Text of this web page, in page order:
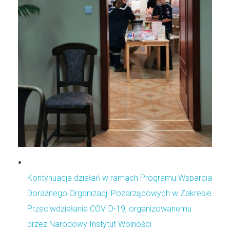
Kontynuacja działań w ramach Programu Wsparcia
Doraźnego Organizacji Pozarządowych w Zakresie
Przeciwdziałania COVID-19, organizowanemu
przez Narodowy Instytut Wolności